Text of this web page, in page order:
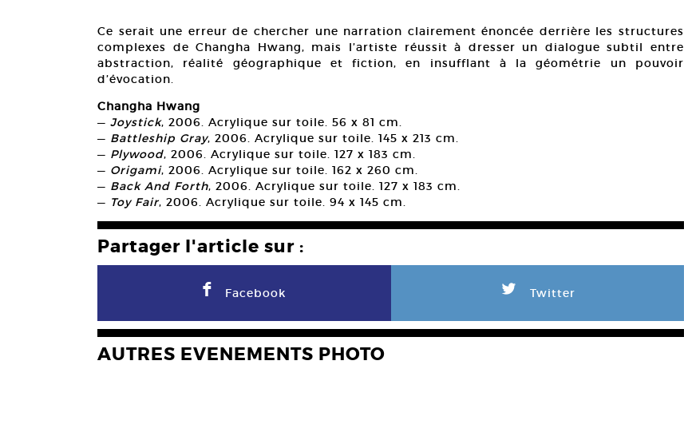
Ce serait une erreur de chercher une narration clairement énoncée derrière les structures
complexes de Changha Hwang, mais l’artiste réussit à dresser un dialogue subtil entre
abstraction, réalité géographique et fiction, en insufflant à la géométrie un pouvoir
d’évocation.
Changha Hwang
— Joystick, 2006. Acrylique sur toile. 56 x 81 cm.
— Battleship Gray, 2006. Acrylique sur toile. 145 x 213 cm.
— Plywood, 2006. Acrylique sur toile. 127 x 183 cm.
— Origami, 2006. Acrylique sur toile. 162 x 260 cm.
— Back And Forth, 2006. Acrylique sur toile. 127 x 183 cm.
— Toy Fair, 2006. Acrylique sur toile. 94 x 145 cm.
Partager l'article sur :
F Facebook L Twitter
AUTRES EVENEMENTS PHOTO